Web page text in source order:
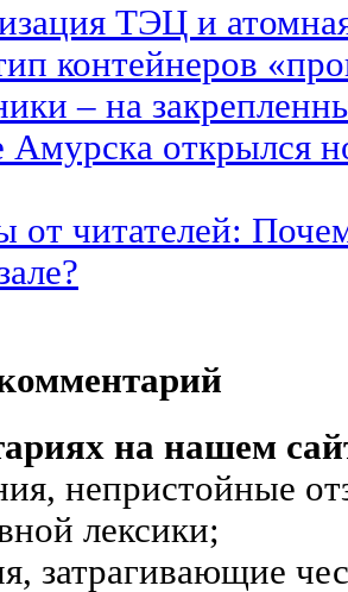
ТЭЦ и
контейнеров
– на
открылся
от читателей:
на нашем
непристойные
лексики;
затрагивающие